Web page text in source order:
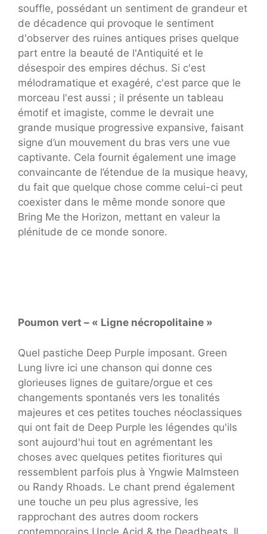
souffle, possédant un sentiment de grandeur et
de décadence qui provoque le sentiment
d'observer des ruines antiques prises quelque
part entre la beauté de l'Antiquité et le
désespoir des empires déchus. Si c'est
mélodramatique et exagéré, c'est parce que le
morceau l'est aussi ; il présente un tableau
émotif et imagiste, comme le devrait une
grande musique progressive expansive, faisant
signe d’un mouvement du bras vers une vue
captivante. Cela fournit également une image
convaincante de l’étendue de la musique heavy,
du fait que quelque chose comme celui-ci peut
coexister dans le même monde sonore que
Bring Me the Horizon, mettant en valeur la
plénitude de ce monde sonore.
Poumon vert – « Ligne nécropolitaine »
Quel pastiche Deep Purple imposant. Green
Lung livre ici une chanson qui donne ces
glorieuses lignes de guitare/orgue et ces
changements spontanés vers les tonalités
majeures et ces petites touches néoclassiques
qui ont fait de Deep Purple les légendes qu'ils
sont aujourd'hui tout en agrémentant les
choses avec quelques petites fioritures qui
ressemblent parfois plus à Yngwie Malmsteen
ou Randy Rhoads. Le chant prend également
une touche un peu plus agressive, les
rapprochant des autres doom rockers
contemporains Uncle Acid & the Deadbeats. Il